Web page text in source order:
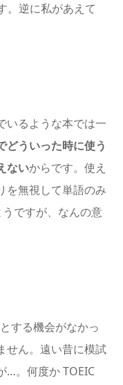
。逆に私があえて
いるような本では一
どういった時に使う
ないからです。使え
を無視して単語のみ
ですが、なんの意
する機会がなかっ
せん。遠い昔に模試
…。何度か TOEIC